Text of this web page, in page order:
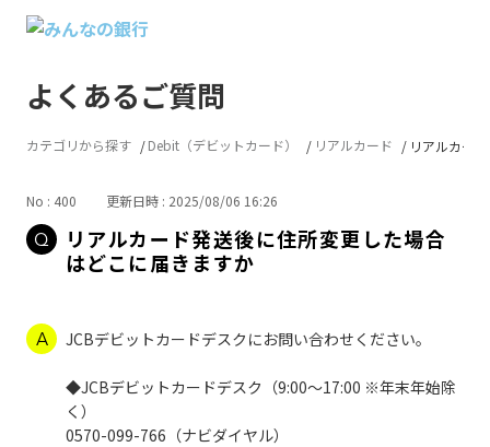
よくあるご質問
カテゴリから探す Debit（デビットカード） リアルカード リアルカー
No : 400 更新日時 : 2025/08/06 16:26
リアルカード発送後に住所変更した場合
はどこに届きますか
JCBデビットカードデスクにお問い合わせください。
◆JCBデビットカードデスク（9:00～17:00 ※年末年始除
く）
0570-099-766（ナビダイヤル）